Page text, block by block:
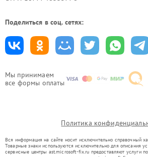
Мы принимаем
все формы оплаты
Поделиться в соц. сетях:
Политика
Вся информация на сайте носит исключительно справочный
Товарные знаки используются исключительно для описания
сервисные центры ast.microsoft-fix.ru предоставляют услуги